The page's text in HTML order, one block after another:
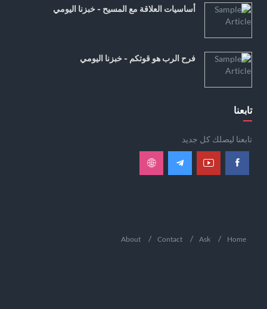
أساسيات العلاقة مع المسيح - خبزنا اليومي
فرح الرب هو قوتكم - خبزنا اليومي
تابعنا
تابعنا ليصلك كل جديد
Home
Ask
Contact
About